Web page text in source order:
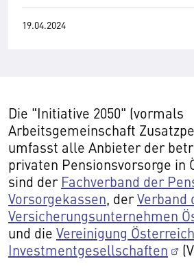
19.04.2024
Die "Initiative 2050" (vormals
Arbeitsgemeinschaft
umfasst alle Anbieter der
privaten Pensionsvorsorge in
sind der Fachverband der
Vorsorgekassen, derVerband
Versicherungsunternehmen
und die Vereinigung
Investmentgesellschaften